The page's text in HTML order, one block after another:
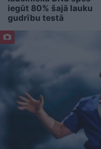
iegūt 80% šajā lauku
gudrību testā